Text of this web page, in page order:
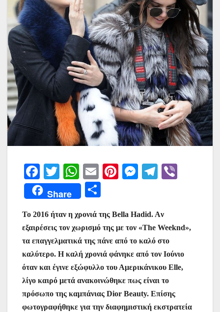
F
a
c
e
b
o
o
k
T
w
itt
er
W
h
at
s
A
p
p
E
m
ai
l
Pi
e
st
M
s
e
n
g
er
T
gr
a
m
Share
ρ
α
σ
τε
ίτ
ε
Το 2016 ήταν η χρονιά της Bella Hadid. Aν
εξαιρέσεις τον χωρισμό της με τον «The Weeknd»,
τα επαγγελματικά της πάνε από το καλό στο
καλύτερο. Η καλή χρονιά φάνηκε από τον Ιούνιο
όταν και έγινε εξώφυλλο του Αμερικάνικου Elle,
λίγο καιρό μετά ανακοινώθηκε πως είναι το
πρόσωπο της καμπάνιας Dior Beauty. Επίσης
φωτογραφήθηκε για την διαφημιστική εκστρατεία